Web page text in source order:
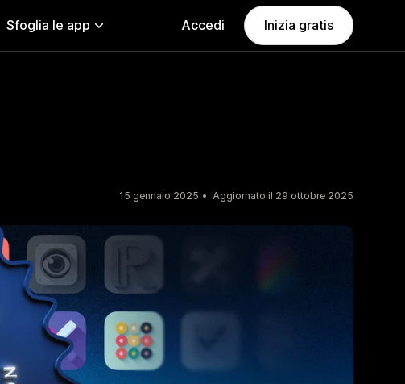
Sfoglia le app Accedi Inizia gratis
15 gennaio 2025 Aggiornato il 29 ottobre 2025